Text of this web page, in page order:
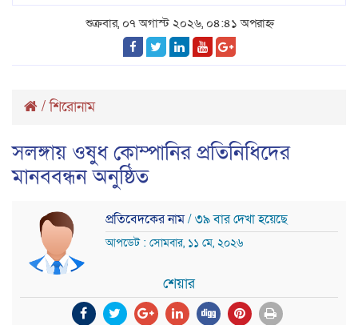
শুক্রবার, ০৭ অগাস্ট ২০২৬, ০৪:৪১ অপরাহ্ন
/শিরোনাম
সলঙ্গায় ওষুধ কোম্পানির প্রতিনিধিদের
মানববন্ধন অনুষ্ঠিত
প্রতিবেদকের নাম/ ৩৯ বার দেখা হয়েছে
আপডেট : সোমবার, ১১ মে, ২০২৬
শেয়ার